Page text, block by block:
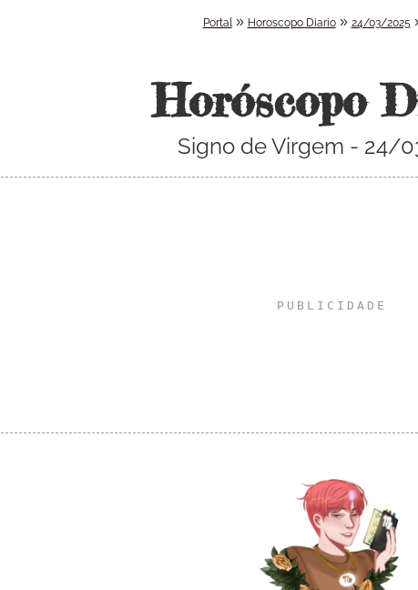
Portal » Horoscopo Diario» 24/03/2025
Horóscopo
Signo de Virgem - 24/